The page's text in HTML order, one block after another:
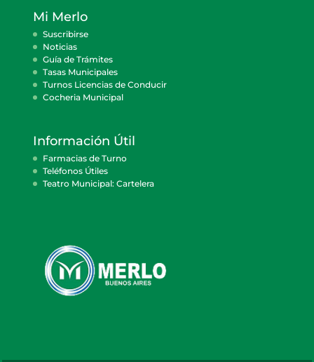
Mi Merlo
Suscribirse
Noticias
Guía de Trámites
Tasas Municipales
Turnos Licencias de Conducir
Cocheria Municipal
Información Útil
Farmacias de Turno
Teléfonos Útiles
Teatro Municipal: Cartelera